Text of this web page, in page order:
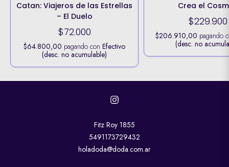
Catan: Viajeros de las Estrellas
– El Duelo
$72.000
$64.800,00 pagando conEfectivo
(desc. no acumulable)
Crea el
$229.900
$206.910,00 pagando
(desc. no
Fitz Roy 1855
5491173729432
holadoda@doda.com.ar